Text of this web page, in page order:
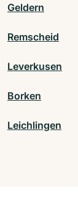
Geldern
Remscheid
Leverkusen
Borken
Leichlingen